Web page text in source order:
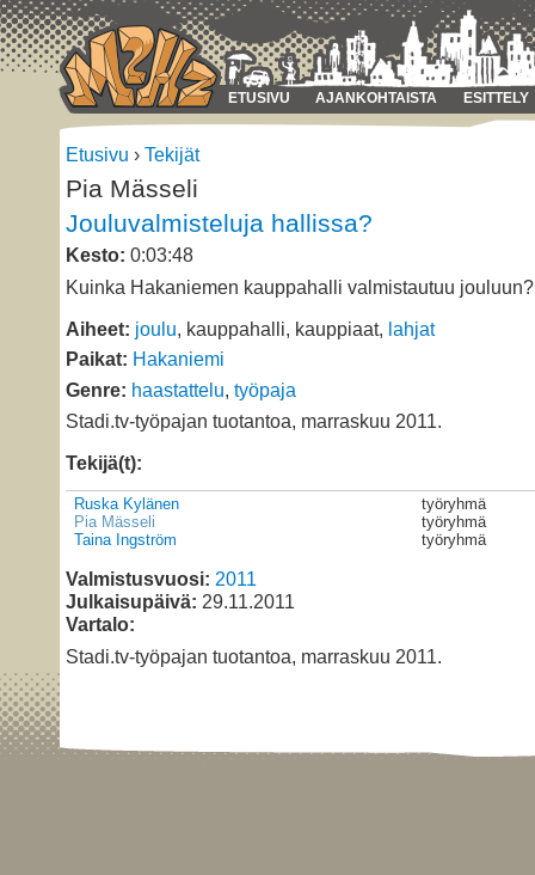
ETUSIVU AJANKOHTAISTA ESITTELY
Etusivu › Tekijät
Pia Mässeli
Jouluvalmisteluja hallissa?
Kesto: 0:03:48
Kuinka Hakaniemen kauppahalli valmistautuu jouluun?
Aiheet: joulu, kauppahalli, kauppiaat, lahjat
Paikat: Hakaniemi
Genre: haastattelu, työpaja
Stadi.tv-työpajan tuotantoa, marraskuu 2011.
Tekijä(t):
Ruska Kylänen
Pia Mässeli
Taina Ingström
työryhmä
työryhmä
työryhmä
Valmistusvuosi: 2011
Julkaisupäivä: 29.11.2011
Vartalo:
Stadi.tv-työpajan tuotantoa, marraskuu 2011.